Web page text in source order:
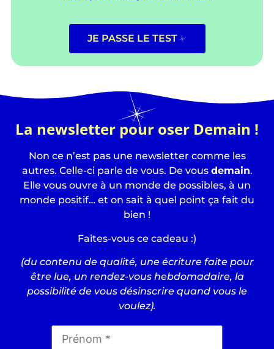
JE PASSE LE TEST
La newsletter pour oser Demain !
Non ce n’est pas une newsletter comme les
autres. Celle-ci parle de vous. De vous demain.
Elle vous ouvre à un monde de possibles, à un
monde positif… et on sait à quel point ça fait du
bien !
Faites-vous ce cadeau :)
(du contenu de qualité, une écriture faite pour
être lue, un rendez-vous hebdomadaire, la
possibilité de vous désinscrire quand vous le
voulez).